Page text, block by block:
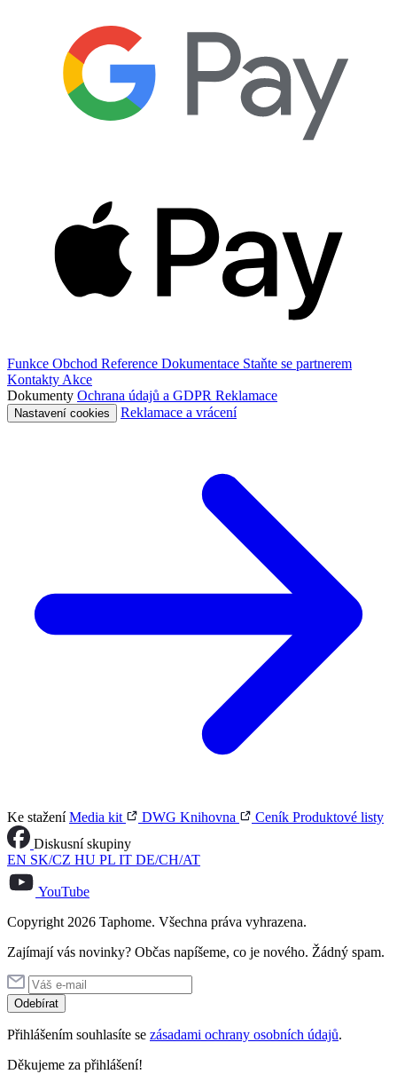
Funkce Obchod Reference Dokumentace Staňte se partnerem
Kontakty Akce
Dokumenty Ochrana údajů a GDPR Reklamace
Nastavení cookies Reklamace a vrácení
Ke staženíMedia kit DWG Knihovna Ceník Produktové listy
Diskusní skupiny
EN SK/CZ HU PL IT DE/CH/AT
YouTube
Copyright 2026 Taphome. Všechna práva vyhrazena.
Zajímají vás novinky? Občas napíšeme, co je nového. Žádný spam.
Odebírat
Přihlášením souhlasíte se zásadami ochrany osobních údajů.
Děkujeme za přihlášení!